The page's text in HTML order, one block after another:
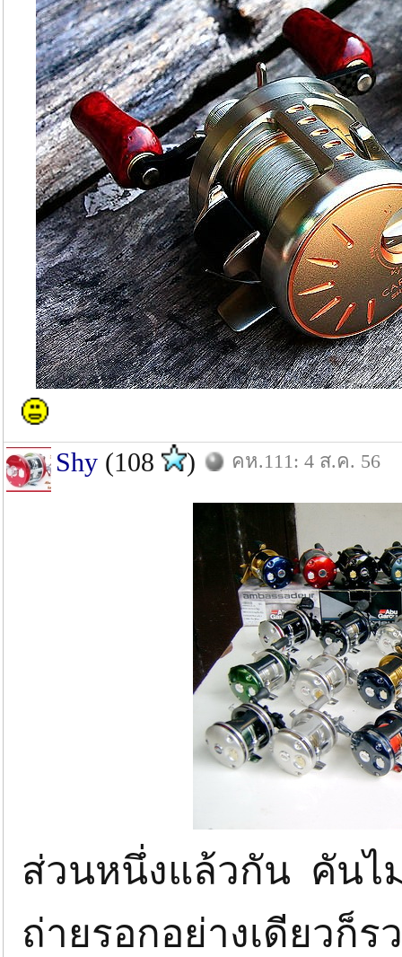
Shy (108 ) คห.111: 4 ส.ค. 56
ส่วนหนึ่งแล้วกัน คันไ
ถ่ายรอกอย่างเดียวก็